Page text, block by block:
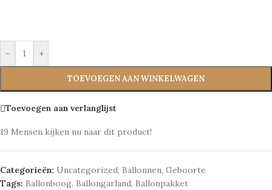
- +
TOEVOEGEN AAN WINKELWAGEN
Toevoegen aan verlanglijst
19 Mensen kijken nu naar dit product!
Categorieën: Uncategorized, Ballonnen, Geboorte
Tags: Ballonboog, Ballongarland, Ballonpakket